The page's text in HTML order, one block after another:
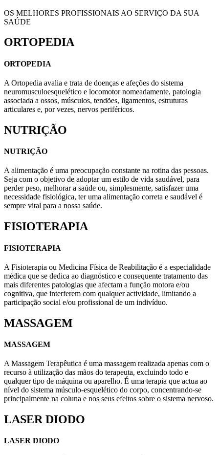
OS MELHORES PROFISSIONAIS AO SERVIÇO DA SUA
SAÚDE
ORTOPEDIA
ORTOPEDIA
A Ortopedia avalia e trata de doenças e afeções do sistema
neuromusculoesquelético e locomotor nomeadamente, patologia
associada a ossos, músculos, tendões, ligamentos, estruturas
articulares e, por vezes, nervos periféricos.
NUTRIÇÃO
NUTRIÇÃO
A alimentação é uma preocupação constante na rotina das pessoas.
Seja com o objetivo de adoptar um estilo de vida saudável, para
perder peso, melhorar a saúde ou, simplesmente, satisfazer uma
necessidade fisiológica, ter uma alimentação correta e saudável é
sempre vital para a nossa saúde.
FISIOTERAPIA
FISIOTERAPIA
A Fisioterapia ou Medicina Física de Reabilitação é a especialidade
médica que se dedica ao diagnóstico e consequente tratamento das
mais diferentes patologias que afectam a função motora e/ou
cognitiva, que interferem com qualquer actividade, limitando a
participação social e/ou profissional de um indivíduo.
MASSAGEM
MASSAGEM
A Massagem Terapêutica é uma massagem realizada apenas com o
recurso à utilização das mãos do terapeuta, excluindo todo e
qualquer tipo de máquina ou aparelho. É uma terapia que actua ao
nível do sistema músculo-esquelético do corpo, concentrando-se
principalmente na coluna e nos seus efeitos sobre o sistema nervoso.
LASER DIODO
LASER DIODO